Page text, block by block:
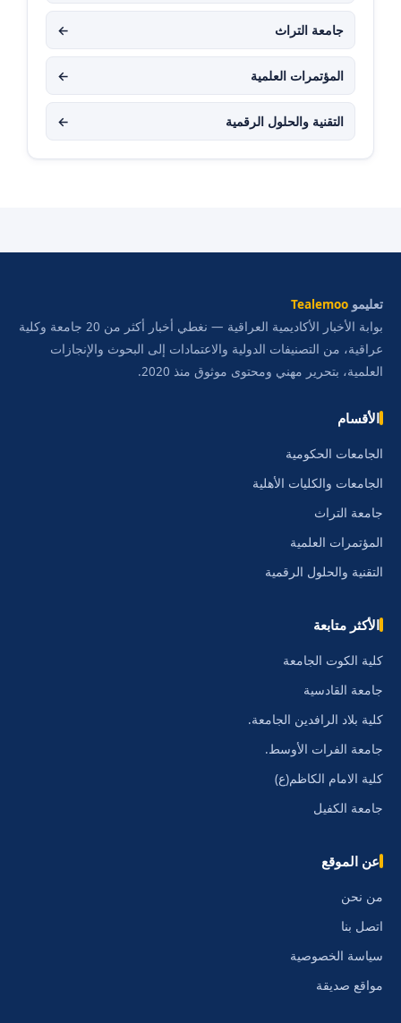
جامعة التراث ←
المؤتمرات العلمية ←
التقنية والحلول الرقمية ←
تعليمو Tealemoo
بوابة الأخبار الأكاديمية العراقية — نغطي أخبار أكثر من 20 جامعة وكلية
عراقية، من التصنيفات الدولية والاعتمادات إلى البحوث والإنجازات
العلمية، بتحرير مهني ومحتوى موثوق منذ 2020.
الأقسام
الجامعات الحكومية
الجامعات والكليات الأهلية
جامعة التراث
المؤتمرات العلمية
التقنية والحلول الرقمية
الأكثر متابعة
كلية الكوت الجامعة
جامعة القادسية
كلية بلاد الرافدين الجامعة.
جامعة الفرات الأوسط.
كلية الامام الكاظم(ع)
جامعة الكفيل
عن الموقع
من نحن
اتصل بنا
سياسة الخصوصية
مواقع صديقة